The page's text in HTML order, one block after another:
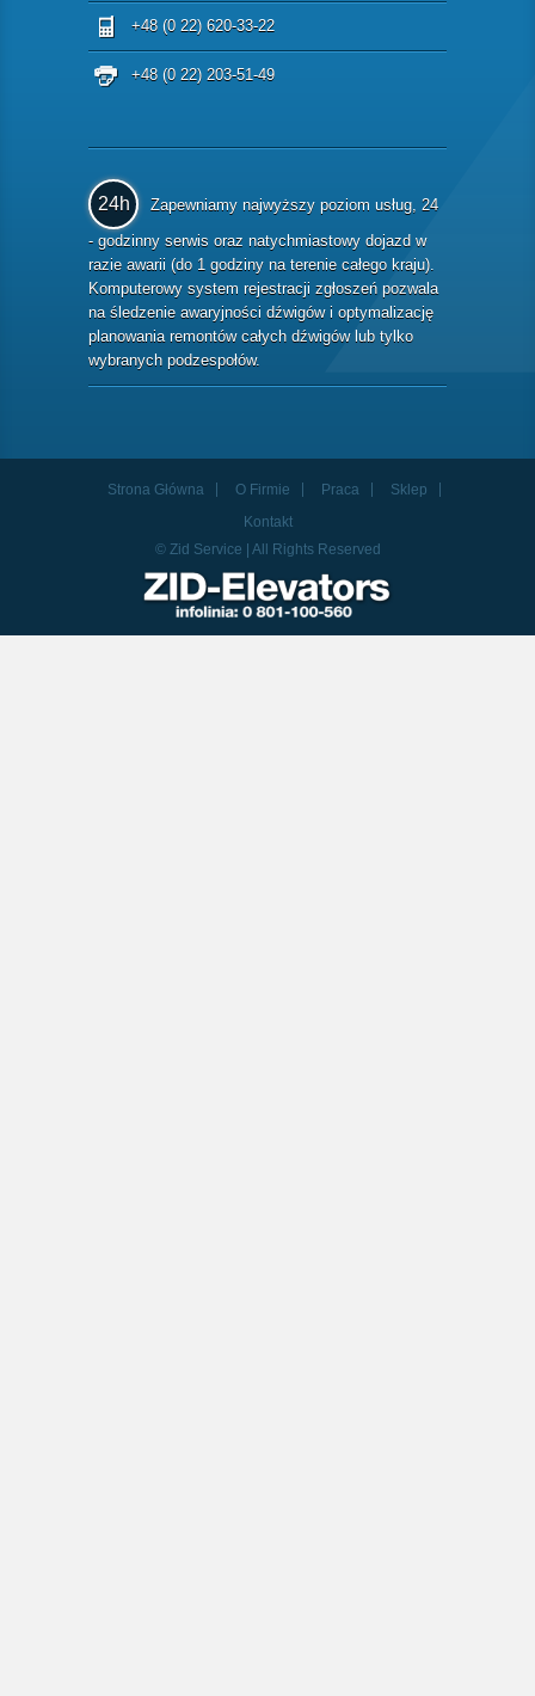
+48 (0 22) 620-33-22
+48 (0 22) 203-51-49
24h
Zapewniamy najwyższy poziom usług, 24
- godzinny serwis oraz natychmiastowy dojazd w
razie awarii (do 1 godziny na terenie całego kraju).
Komputerowy system rejestracji zgłoszeń pozwala
na śledzenie awaryjności dźwigów i optymalizację
planowania remontów całych dźwigów lub tylko
wybranych podzespołów.
Strona Główna O Firmie Praca
Sklep
Kontakt
© Zid Service | All Rights Reserved